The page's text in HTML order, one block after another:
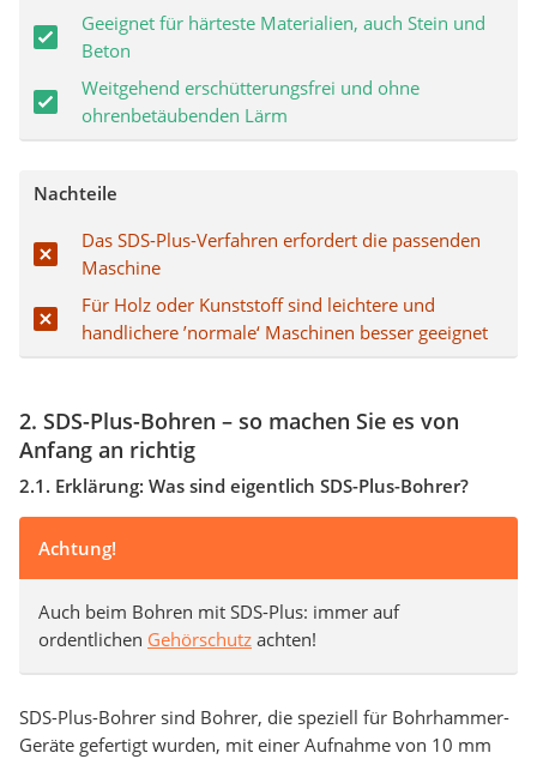
Geeignet für härteste Materialien, auch Stein und
Beton
Weitgehend erschütterungsfrei und ohne
ohrenbetäubenden Lärm
Nachteile
Das SDS-Plus-Verfahren erfordert die passenden
Maschine
Für Holz oder Kunststoff sind leichtere und
handlichere ’normale‘ Maschinen besser geeignet
2. SDS-Plus-Bohren – so machen Sie es von
Anfang an richtig
2.1. Erklärung: Was sind eigentlich SDS-Plus-Bohrer?
Achtung!
Auch beim Bohren mit SDS-Plus: immer auf
ordentlichen Gehörschutz achten!
SDS-Plus-Bohrer sind Bohrer, die speziell für Bohrhammer-
Geräte gefertigt wurden, mit einer Aufnahme von 10 mm